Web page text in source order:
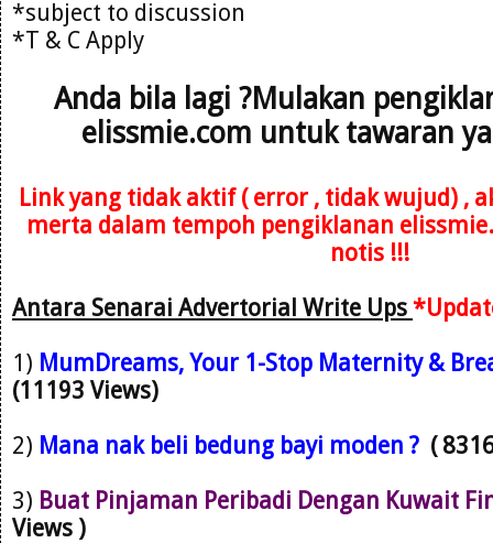
*subject to discussion
*T & C Apply
Anda bila lagi ?Mulakan
elissmie.com untuk tawaran
Link yang tidak aktif ( error , tidak wujud) ,
merta dalam tempoh pengiklanan
notis !!!
Antara Senarai Advertorial Write Ups
1) MumDreams, Your 1-Stop Maternity &
(11193 Views)
2) Mana nak beli bedung bayi moden ? (
3) Buat Pinjaman Peribadi Dengan Kuwait
Views )